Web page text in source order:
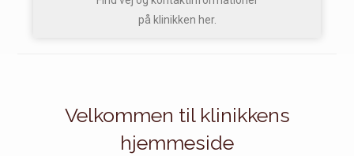
på klinikken her.
Velkommen til klinikkens
hjemmeside